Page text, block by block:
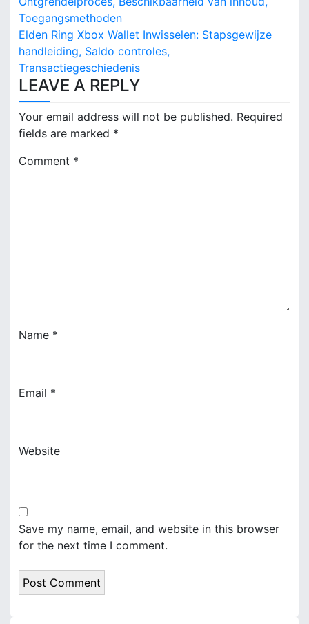
o
s
t
n
a
v
i
Toegangsmethoden
Elden Ring Xbox Wallet Inwisselen: Stapsgewijze
handleiding, Saldo controles,
Transactiegeschiedenis
LEAVE A REPLY
Your email address will not be published. Required
fields are marked *
Comment *
Name *
Email *
Website
Save my name, email, and website in this browser
for the next time I comment.